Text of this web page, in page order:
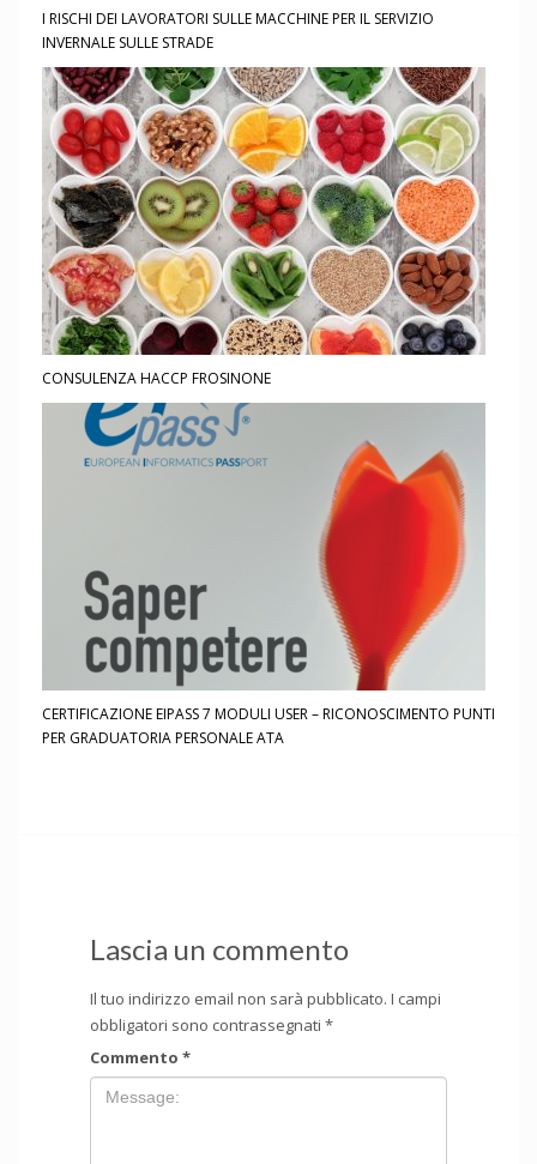
I RISCHI DEI LAVORATORI SULLE MACCHINE PER IL SERVIZIO
INVERNALE SULLE STRADE
CONSULENZA HACCP FROSINONE
CERTIFICAZIONE EIPASS 7 MODULI USER – RICONOSCIMENTO PUNTI
PER GRADUATORIA PERSONALE ATA
Lascia un commento
Il tuo indirizzo email non sarà pubblicato. I campi
obbligatori sono contrassegnati *
Commento *